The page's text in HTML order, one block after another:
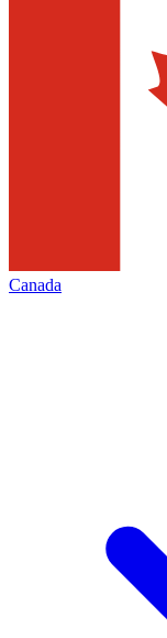
Canada